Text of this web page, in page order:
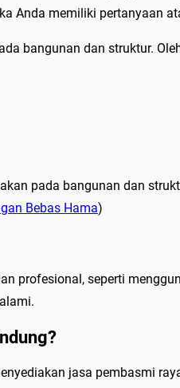
Anda memiliki pertanyaan
bangunan dan struktur.
pada bangunan dan
Bebas Hama)
profesional, seperti
jasa pembasmi